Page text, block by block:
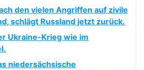
den vielen Angriffen auf zivile
schlägt Russland jetzt zurück.
Ukraine-Krieg wie im
niedersächsische